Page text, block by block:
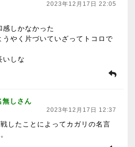
2023年12月17日 22:05
感しかなかった
うやく片づいていざってトコロで
いしな
しさん
2023年12月17日 12:37
したことによってカガリの名言